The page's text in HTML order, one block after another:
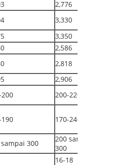
2,776
3,330
3,350
2,586
2,818
2,906
200-220
170-240
300
200 sampai
300
16-18